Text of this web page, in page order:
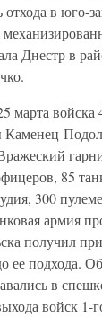
в юго-
Днестр в
марта войска
Каменец-
85
300
армия
получил
ее подхода.
в
войск 1-